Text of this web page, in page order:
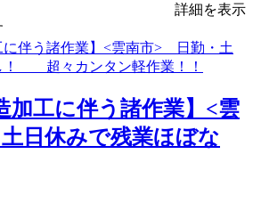
詳細を表示
加工に伴う諸作業】<雲
日休みで残業ほぼな